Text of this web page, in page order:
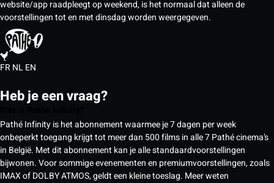
website/app raadpleegt op weekend, is het normaal dat alleen de
voorstellingen tot en met dinsdag worden weergegeven.
FRNLEN
Heb je een vraag?
Pathé Infinity is het abonnement waarmee je 7 dagen per week
onbeperkt toegang krijgt tot meer dan 500 films in alle 7 Pathé cinema’s
in België. Met dit abonnement kan je alle standaardvoorstellingen
bijwonen. Voor sommige evenementen en premiumvoorstellingen, zoals
IMAX of DOLBY ATMOS, geldt een kleine toeslag. Meer weten